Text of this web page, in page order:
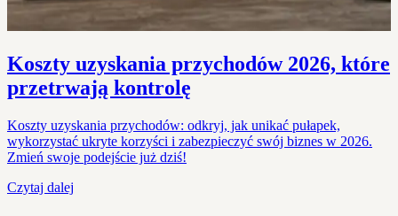
Koszty uzyskania przychodów 2026, które
przetrwają kontrolę
Koszty uzyskania przychodów: odkryj, jak unikać pułapek,
wykorzystać ukryte korzyści i zabezpieczyć swój biznes w 2026.
Zmień swoje podejście już dziś!
Czytaj dalej